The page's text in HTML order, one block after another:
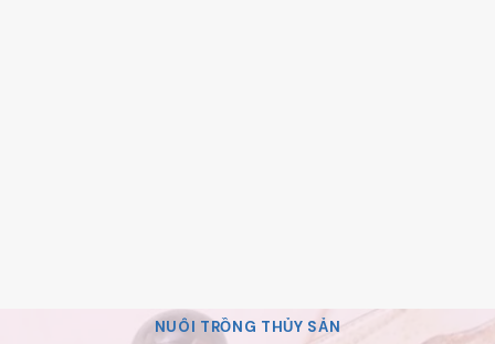
NUÔI TRỒNG THỦY SẢN